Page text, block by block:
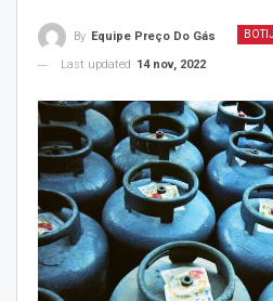
By Equipe Preço Do Gás
Last updated 14 nov, 2022